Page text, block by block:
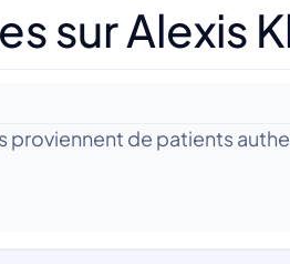
sur Alexis
proviennent de patients